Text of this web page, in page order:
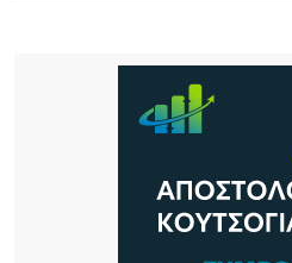
6 ΏΡΕΣ ΠΡΙΝ
Τρεις συλλήψεις σε Λέσβο
πρόκληση πυρκαγιών από